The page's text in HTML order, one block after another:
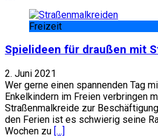
Freizeit
Spielideen für draußen mit
2. Juni 2021
Wer gerne einen spannenden Tag
Enkelkindern im Freien verbringen
Straßenmalkreide zur
den Ferien ist es schwierig seine
Wochen zu […]